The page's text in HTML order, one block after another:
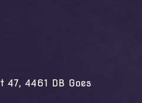
47, 4461 DB Goes